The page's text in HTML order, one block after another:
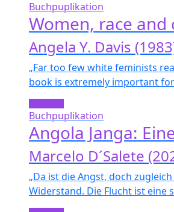
Buchpuplikation
Women, race and
Angela Y. Davis
„Far too few white feminists
book is extremely important
Buchpuplikation
Angola Janga:
Marcelo D´Salete
„Da ist die Angst, doch
Widerstand. Die Flucht ist eine